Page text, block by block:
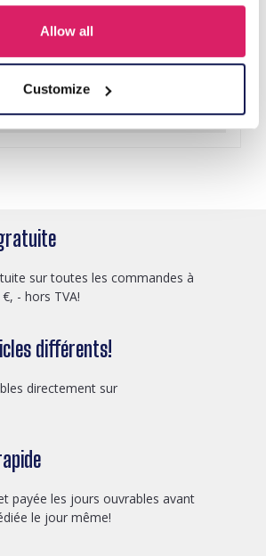
Allow all
Customize
H919-003-2 Hair Clip Set 3pcs
Détails
sur toutes les commandes à
- hors TVA!
différents!
directement sur
payée les jours ouvrables avant
le jour même!